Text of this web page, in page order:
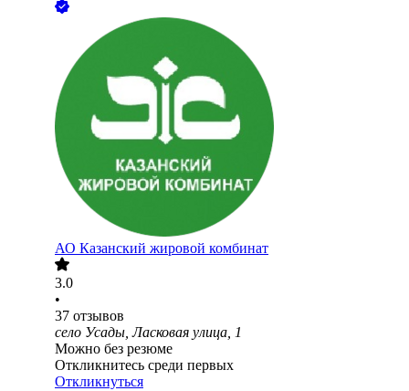
АО Казанский жировой комбинат
3.0
•
37 отзывов
село Усады, Ласковая улица, 1
Можно без резюме
Откликнитесь среди первых
Откликнуться